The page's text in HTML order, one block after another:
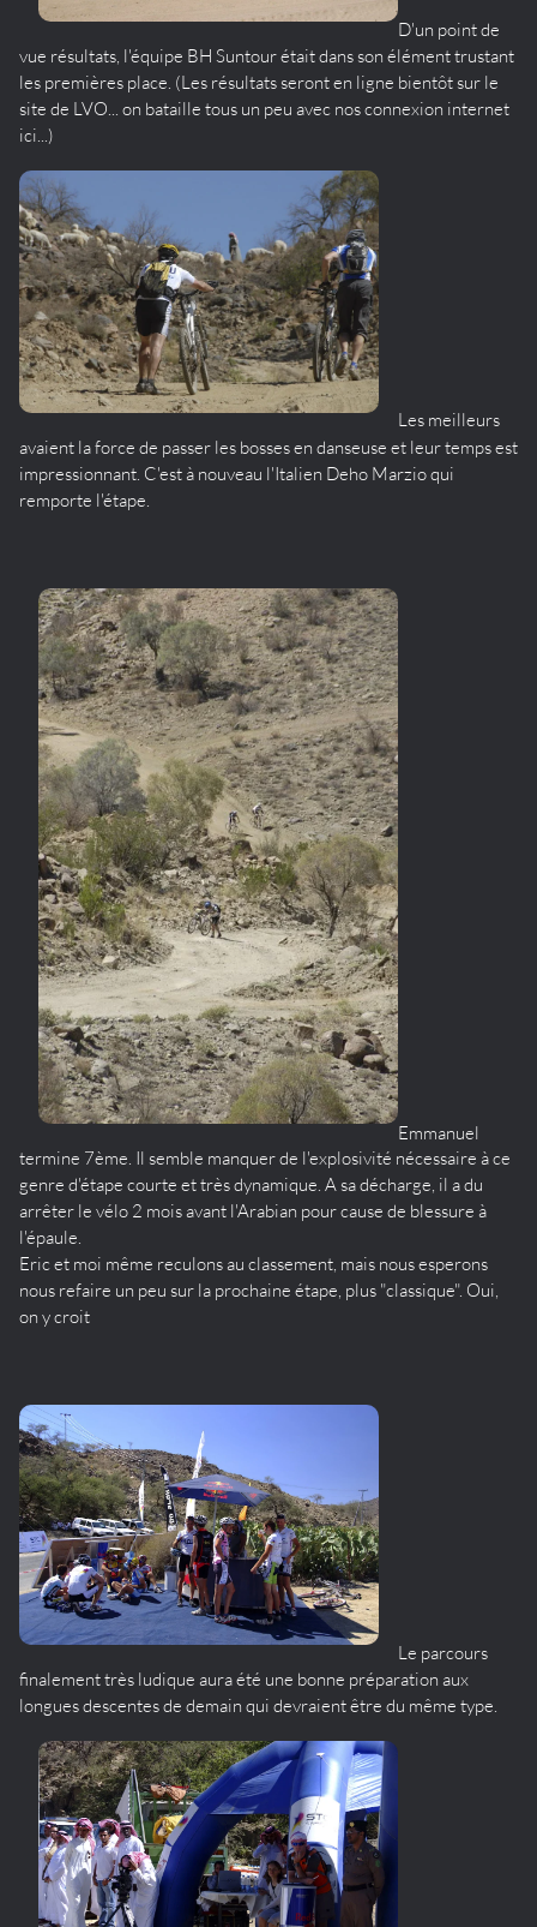
D'un point de
vue résultats, l'équipe BH Suntour était dans son élément trustant
les premières place. (Les résultats seront en ligne bientôt sur le
site de LVO... on bataille tous un peu avec nos connexion internet
ici...)
Les meilleurs
avaient la force de passer les bosses en danseuse et leur temps est
impressionnant. C'est à nouveau l'Italien Deho Marzio qui
remporte l'étape.
Emmanuel
termine 7ème. Il semble manquer de l'explosivité nécessaire à ce
genre d'étape courte et très dynamique. A sa décharge, il a du
arrêter le vélo 2 mois avant l'Arabian pour cause de blessure à
l'épaule.
Eric et moi même reculons au classement, mais nous esperons
nous refaire un peu sur la prochaine étape, plus "classique". Oui,
on y croit
Le parcours
finalement très ludique aura été une bonne préparation aux
longues descentes de demain qui devraient être du même type.